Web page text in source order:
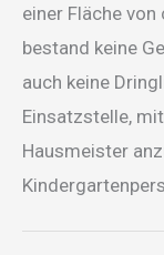
einer Fläche
bestand keine
auch keine
Einsatzstelle,
Hausmeister